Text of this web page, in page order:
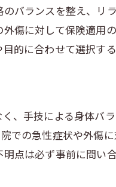
バランスを整え、リ
傷に対して保険適用
的に合わせて選択する
、手技による身体バ
での急性症状や外傷
点は必ず事前に問い